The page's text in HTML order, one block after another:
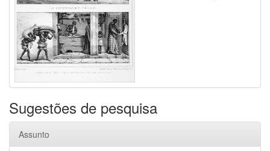
Sugestões de pesquisa
Assunto